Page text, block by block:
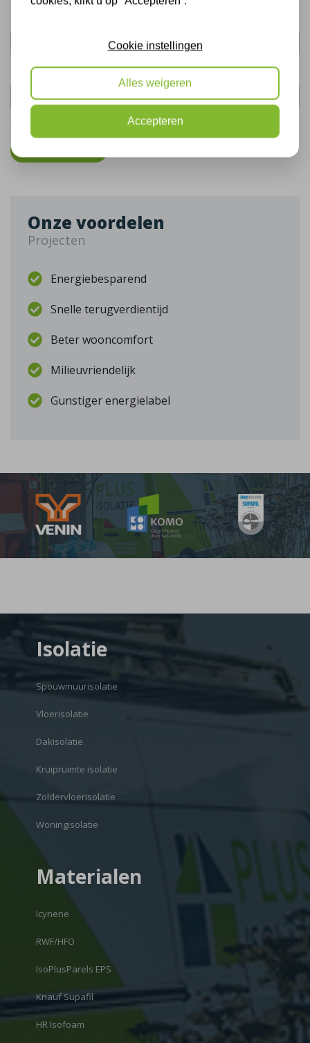
Telefoonnummer:
De gegevens die u hier verstrekt vallen onder ons
Onze voordelen
Projecten
Energiebesparend
Snelle terugverdientijd
Beter wooncomfort
Milieuvriendelijk
Gunstiger energielabel
Isolatie
Spouwmuurisolatie
Vloerisolatie
Dakisolatie
Kruipruimte isolatie
Zoldervloerisolatie
Woningisolatie
Materialen
Icynene
RWF/HFO
IsoPlusParels EPS
Knauf Supafil
HR Isofoam
Cookie instellingen
Alles weigeren
Accepteren